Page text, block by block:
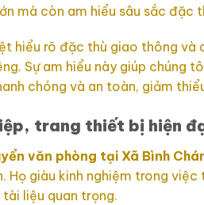
mà còn am hiểu sâu sắc đặc
hiểu rõ đặc thù giao thông và
Sự am hiểu này giúp chúng
chóng và an toàn, giảm
trang thiết bị hiện
văn phòng tại Xã Bình
Họ giàu kinh nghiệm trong
liệu quan trọng.